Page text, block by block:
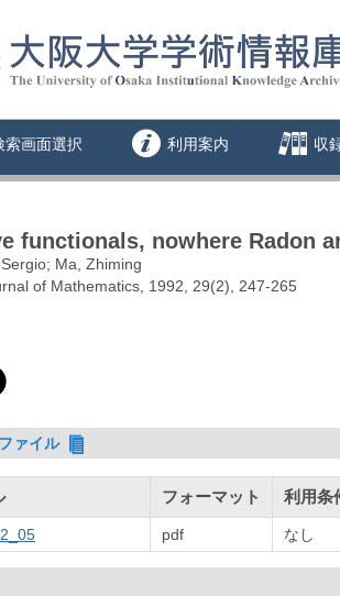
索画面選択 利用案内 収
functionals, nowhere Radon
Ma, Zhiming
of Mathematics, 1992, 29(2), 247-265
ァイル
フォーマット 利用条
pdf なし